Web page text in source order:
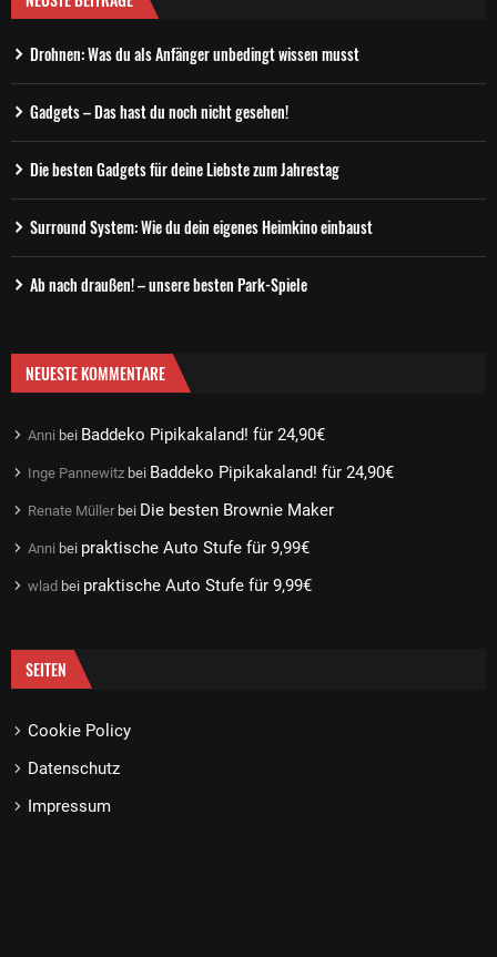
Drohnen: Was du als Anfänger unbedingt wissen musst
Gadgets – Das hast du noch nicht gesehen!
Die besten Gadgets für deine Liebste zum Jahrestag
Surround System: Wie du dein eigenes Heimkino einbaust
Ab nach draußen! – unsere besten Park-Spiele
NEUESTE KOMMENTARE
Anni bei Baddeko Pipikakaland! für 24,90€
Inge Pannewitz bei Baddeko Pipikakaland! für 24,90€
Renate Müller bei Die besten Brownie Maker
Anni bei praktische Auto Stufe für 9,99€
wlad bei praktische Auto Stufe für 9,99€
SEITEN
Cookie Policy
Datenschutz
Impressum